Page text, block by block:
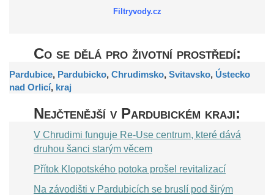
Filtryvody.cz
Co se dělá pro životní prostředí:
Pardubice, Pardubicko, Chrudimsko, Svitavsko, Ústecko
nad Orlicí, kraj
Nejčtenější v Pardubickém kraji:
V Chrudimi funguje Re-Use centrum, které dává
druhou šanci starým věcem
Přítok Klopotského potoka prošel revitalizací
Na závodišti v Pardubicích se bruslí pod širým